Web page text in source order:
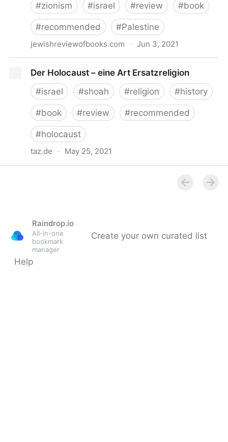
#zionism #israel #review #book
#recommended #Palestine
jewishreviewofbooks.com · Jun 3, 2021
Der Holocaust – eine Art Ersatzreligion
#israel #shoah #religion #history
#book #review #recommended
#holocaust
taz.de · May 25, 2021
Raindrop.io
All-in-one
bookmark
manager
Create your own curated list
Help